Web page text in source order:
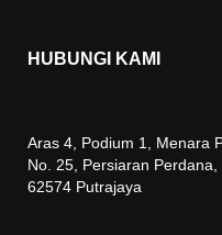
HUBUNGI KAMI
Aras 4, Podium 1, Menara
No. 25, Persiaran Perdana,
62574 Putrajaya